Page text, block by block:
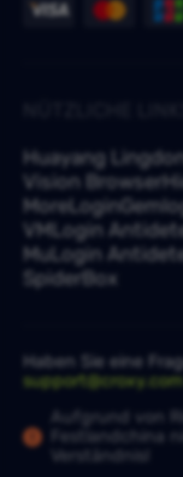
Huayang
Vision Browser
MoreLogin
VMLogin
MuLogin
SpiderBox
Haben Sie eine
support@croxy.com
Aufgrund von
Festlandchina
Verständnis!